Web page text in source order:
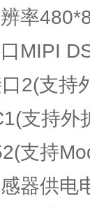
率
MIPI
支持
持外
持
供电